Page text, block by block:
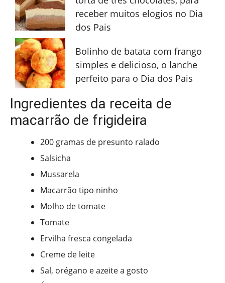
receber muitos elogios no Dia
dos Pais
Bolinho de batata com frango
simples e delicioso, o lanche
perfeito para o Dia dos Pais
Ingredientes da receita de
macarrão de frigideira
200 gramas de presunto ralado
Salsicha
Mussarela
Macarrão tipo ninho
Molho de tomate
Tomate
Ervilha fresca congelada
Creme de leite
Sal, orégano e azeite a gosto